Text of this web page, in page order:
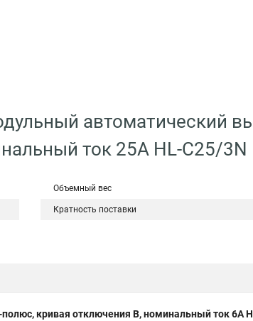
автоматический
ток 25А HL-C25/3N
Объемный вес
Кратность поставки
кривая отключения B, номинальный ток 6А